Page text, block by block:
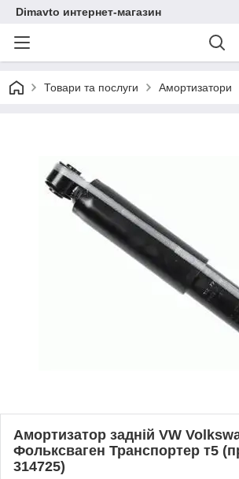
Dimavto интернет-магазин
Товари та послуги Амортизатори
Амортизатор задній VW
Фольксваген Транспортер т5
314725)